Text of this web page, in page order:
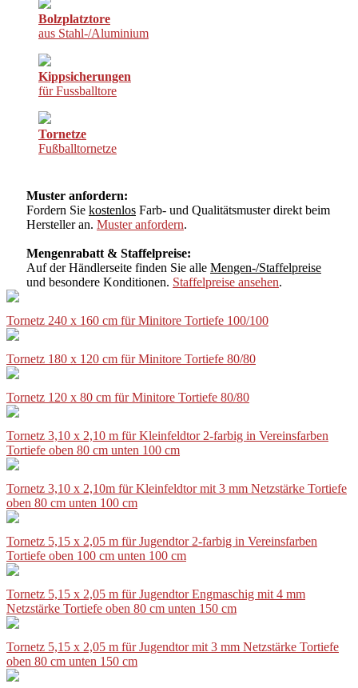
Bolzplatztore
aus Stahl-/Aluminium
Kippsicherungen
für Fussballtore
Tornetze
Fußballtornetze
Muster anfordern:
Fordern Sie kostenlos Farb- und Qualitätsmuster direkt beim
Hersteller an. Muster anfordern.
Mengenrabatt & Staffelpreise:
Auf der Händlerseite finden Sie alle Mengen-/Staffelpreise
und besondere Konditionen. Staffelpreise ansehen.
Tornetz 240 x 160 cm für Minitore Tortiefe 100/100
Tornetz 180 x 120 cm für Minitore Tortiefe 80/80
Tornetz 120 x 80 cm für Minitore Tortiefe 80/80
Tornetz 3,10 x 2,10 m für Kleinfeldtor 2-farbig in Vereinsfarben
Tortiefe oben 80 cm unten 100 cm
Tornetz 3,10 x 2,10m für Kleinfeldtor mit 3 mm Netzstärke Tortiefe
oben 80 cm unten 100 cm
Tornetz 5,15 x 2,05 m für Jugendtor 2-farbig in Vereinsfarben
Tortiefe oben 100 cm unten 100 cm
Tornetz 5,15 x 2,05 m für Jugendtor Engmaschig mit 4 mm
Netzstärke Tortiefe oben 80 cm unten 150 cm
Tornetz 5,15 x 2,05 m für Jugendtor mit 3 mm Netzstärke Tortiefe
oben 80 cm unten 150 cm